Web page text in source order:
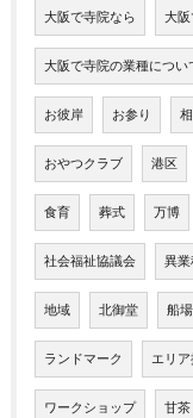
大阪で寺院なら 大阪
大阪で寺院の業種につい
お彼岸 お参り
おやつクラブ 港区
食育 葬式 万博
社会福祉協議会 異業
地域 北御堂 船場
ランドマーク エリ
ワークショップ 甘茶